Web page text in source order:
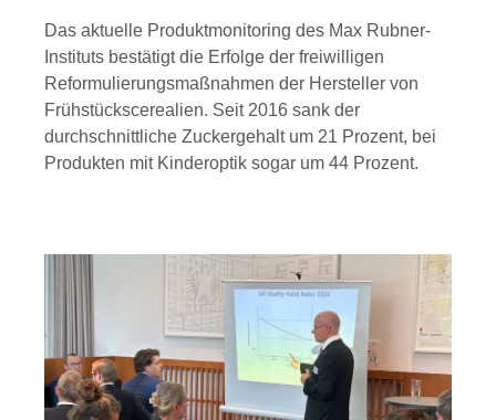
Das aktuelle Produktmonitoring des Max Rubner-
Instituts bestätigt die Erfolge der freiwilligen
Reformulierungsmaßnahmen der Hersteller von
Frühstückscerealien. Seit 2016 sank der
durchschnittliche Zuckergehalt um 21 Prozent, bei
Produkten mit Kinderoptik sogar um 44 Prozent.